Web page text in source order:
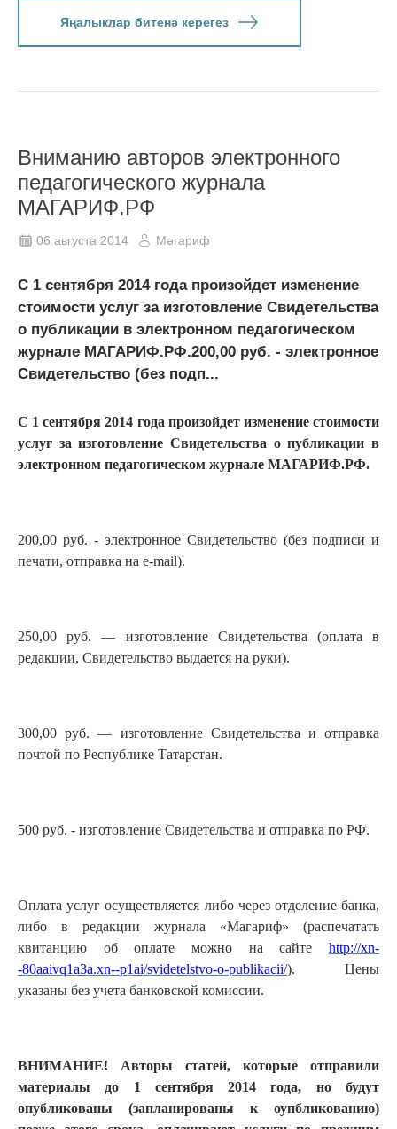
Яңалыклар битенә керегез
Вниманию авторов электронного
педагогического журнала
МАГАРИФ.РФ
06 августа 2014 Мәгариф
С 1 сентября 2014 года произойдет изменение
стоимости услуг за изготовление Свидетельства
о публикации в электронном педагогическом
журнале МАГАРИФ.РФ.200,00 руб. - электронное
Свидетельство (без подп...
С 1 сентября 2014 года произойдет изменение стоимости
услуг за изготовление Свидетельства о публикации в
электронном педагогическом журнале МАГАРИФ.РФ.
200,00 руб. - электронное Свидетельство (без подписи и
печати, отправка на e-mail).
250,00 руб. — изготовление Свидетельства (оплата в
редакции, Свидетельство выдается на руки).
300,00 руб. — изготовление Свидетельства и отправка
почтой по Республике Татарстан.
500 руб. - изготовление Свидетельства и отправка по РФ.
Оплата услуг осуществляется либо через отделение банка,
либо в редакции журнала «Магариф» (распечатать
квитанцию об оплате можно на сайте http://xn-
-80aaivq1a3a.xn--p1ai/svidetelstvo-o-publikacii/). Цены
указаны без учета банковской комиссии.
ВНИМАНИЕ! Авторы статей, которые отправили
материалы до 1 сентября 2014 года, но будут
опубликованы (запланированы к оупбликованию)